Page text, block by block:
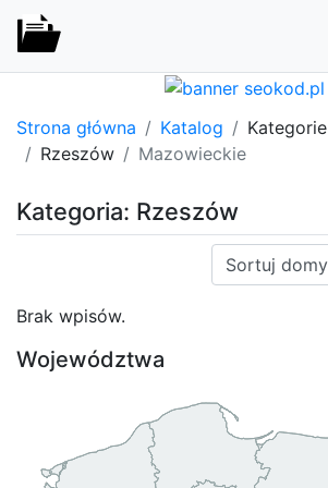
Strona główna Katalog Kategorie
Rzeszów
Mazowieckie
Kategoria: Rzeszów
Sortuj:
Brak wpisów.
Województwa